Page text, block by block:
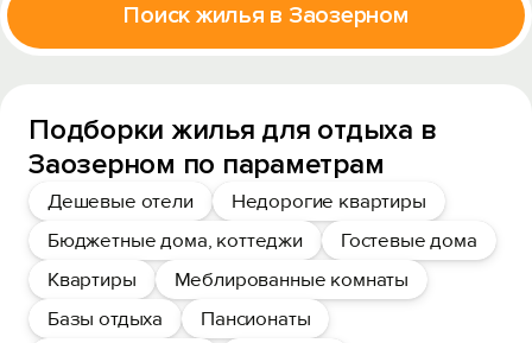
Поиск жилья в Заозерном
Подборки жилья для отдыха в
Заозерном по параметрам
Дешевые отели
Недорогие квартиры
Бюджетные дома, коттеджи
Гостевые дома
Квартиры
Меблированные комнаты
Базы отдыха
Пансионаты